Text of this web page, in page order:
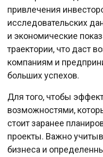
привлечения
исследовательских
и экономические
траектории, что даст
компаниям и
больших успехов.
Для того, чтобы
возможностями,
стоит заранее
проекты. Важно
бизнеса и